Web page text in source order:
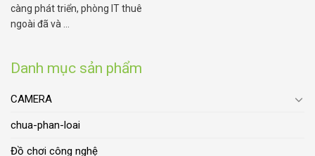
Danh mục sản phẩm
CAMERA
chua-phan-loai
Đồ chơi công nghệ
càng phát triển, phòng IT thuê
ngoài đã và ...